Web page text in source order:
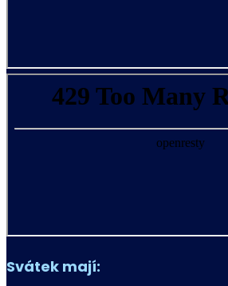
Svátek mají: